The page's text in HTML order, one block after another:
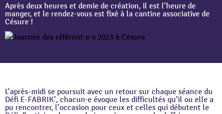
Après deux heures et demie de création, il est l’heure de
manger, et le rendez-vous est fixé à la cantine associative de
Césure !
L’après-midi se poursuit avec un retour sur chaque séance du
Défi E-FABRIK’, chacun·e évoque les difficultés qu’il ou elle a
pu rencontrer, l’occasion pour ceux et celles qui débutent le